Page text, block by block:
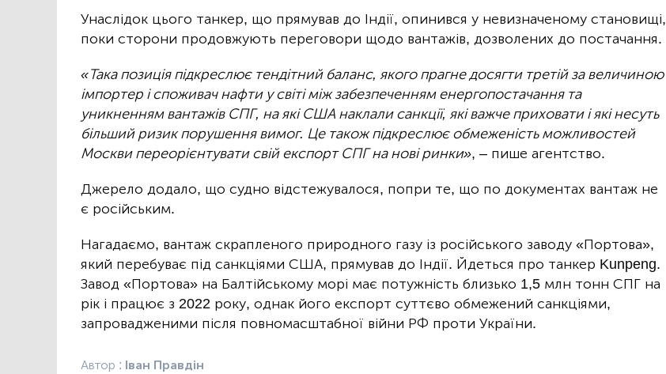
Унаслідок цього танкер, що прямував до Індії, опинився у невизначеному становищі,
поки сторони продовжують переговори щодо вантажів, дозволених до постачання.
«Така позиція підкреслює тендітний баланс, якого прагне досягти третій за величиною
імпортер і споживач нафти у світі між забезпеченням енергопостачання та
уникненням вантажів СПГ, на які США наклали санкції, які важче приховати і які несуть
більший ризик порушення вимог. Це також підкреслює обмеженість можливостей
Москви переорієнтувати свій експорт СПГ на нові ринки», – пише агентство.
Джерело додало, що судно відстежувалося, попри те, що по документах вантаж не
є російським.
Нагадаємо, вантаж скрапленого природного газу із російського заводу «Портова»,
який перебуває під санкціями США, прямував до Індії. Йдеться про танкер Kunpeng.
Завод «Портова» на Балтійському морі має потужність близько 1,5 млн тонн СПГ на
рік і працює з 2022 року, однак його експорт суттєво обмежений санкціями,
запровадженими після повномасштабної війни РФ проти України.
Автор : Іван Правдін